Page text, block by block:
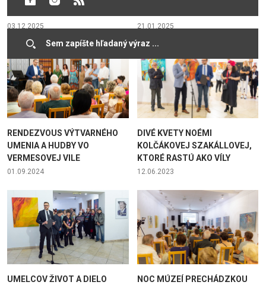
03.12.2025 21.01.2025
RENDEZVOUS VÝTVARNÉHO
UMENIA A HUDBY VO
VERMESOVEJ VILE
01.09.2024
DIVÉ KVETY NOÉMI
KOLČÁKOVEJ SZAKÁLLOVEJ,
KTORÉ RASTÚ AKO VÍLY
12.06.2023
UMELCOV ŽIVOT A DIELO
NOC MÚZEÍ PRECHÁDZKOU